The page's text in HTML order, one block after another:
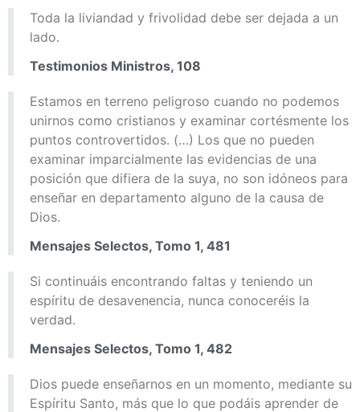
Toda la liviandad y frivolidad debe ser dejada a un
lado.
Testimonios Ministros, 108
Estamos en terreno peligroso cuando no podemos
unirnos como cristianos y examinar cortésmente los
puntos controvertidos. (…) Los que no pueden
examinar imparcialmente las evidencias de una
posición que difiera de la suya, no son idóneos para
enseñar en departamento alguno de la causa de
Dios.
Mensajes Selectos, Tomo 1, 481
Si continuáis encontrando faltas y teniendo un
espíritu de desavenencia, nunca conoceréis la
verdad.
Mensajes Selectos, Tomo 1, 482
Dios puede enseñarnos en un momento, mediante su
Espíritu Santo, más que lo que podáis aprender de